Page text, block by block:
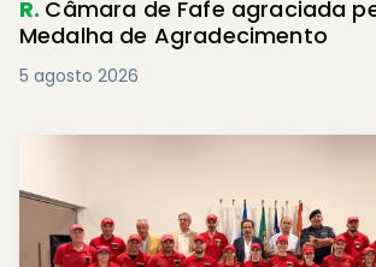
R. Câmara de Fafe agraciada pelo
Medalha de Agradecimento
5 agosto 2026